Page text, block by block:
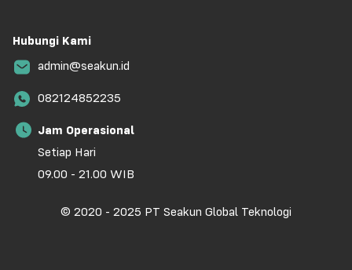
Hubungi Kami
admin@seakun.id
082124852235
Jam Operasional
Setiap Hari
09.00 - 21.00 WIB
© 2020 - 2025 PT Seakun Global Teknologi